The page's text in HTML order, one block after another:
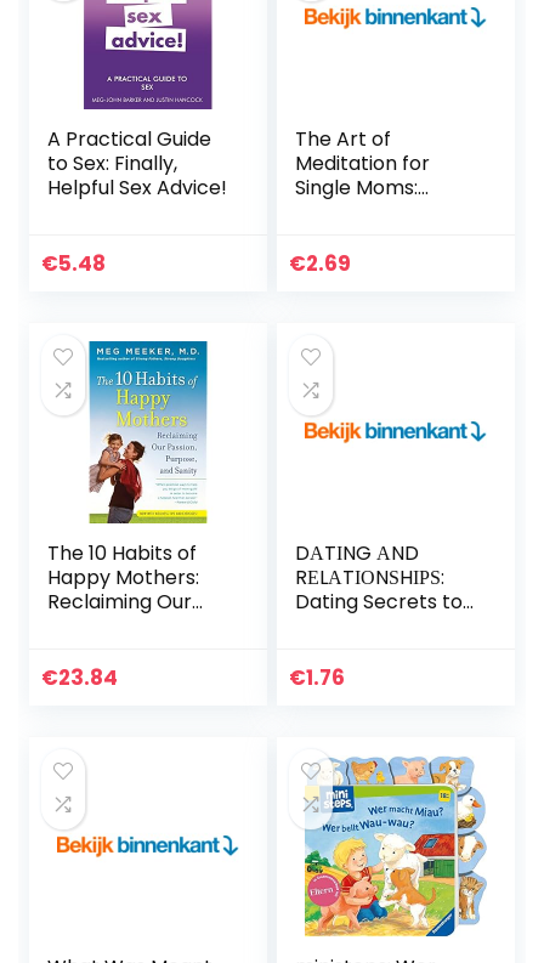
A Practical Guide
to Sex: Finally,
Helpful Sex Advice!
€5.48
The Art of
Meditation for
Single Moms:
Mother (English
€2.69
The 10 Habits of
Happy Mothers:
Reclaiming Our
€23.84
DАTІNG АND
RЕLАTІОNЅHІРЅ:
Dating Secrets to
and Prevent
€1.76